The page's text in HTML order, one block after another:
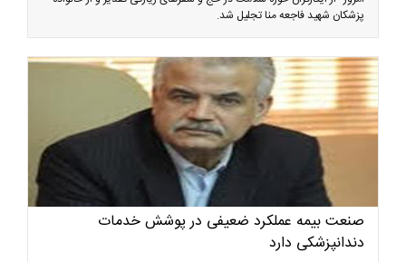
پزشکان شهید فاجعه منا تجلیل شد.
صنعت بیمه عملکرد ضعیفی در پوشش خدمات
دندانپزشکی دارد